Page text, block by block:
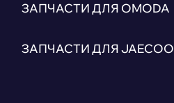
ЗАПЧАСТИ ДЛЯ OMODA
ЗАПЧАСТИ ДЛЯ JAECOO